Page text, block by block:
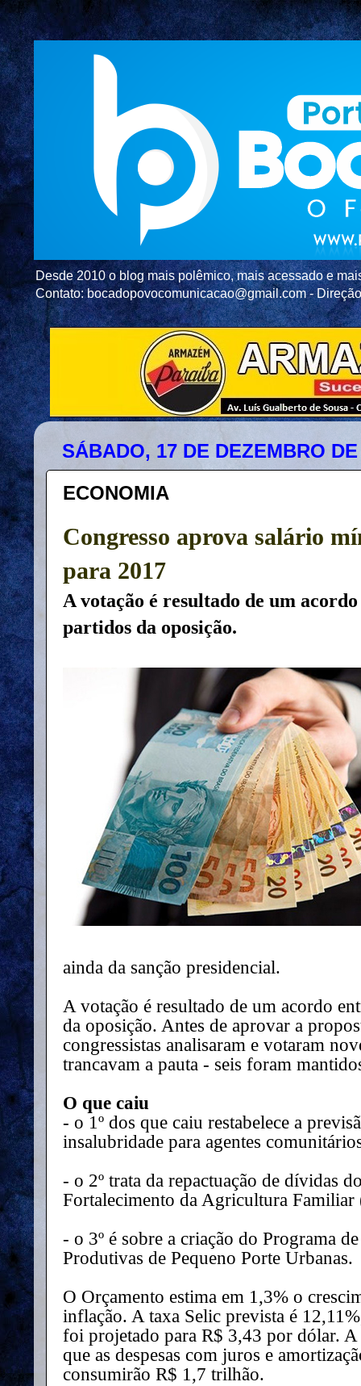
Desde 2010 o blog mais polêmico, mais acessado e
Contato: bocadopovocomunicacao@gmail.com -
SÁBADO, 17 DE DEZEMBRO
ECONOMIA
Congresso aprova salário
para 2017
A votação é resultado de um
partidos da oposição.
ainda da sanção presidencial.
A votação é resultado de um acordo
da oposição. Antes de aprovar a
congressistas analisaram e votaram
trancavam a pauta - seis foram
O que caiu
- o 1º dos que caiu restabelece a
insalubridade para agentes
- o 2º trata da repactuação de dívidas
Fortalecimento da Agricultura Familiar
- o 3º é sobre a criação do Programa
Produtivas de Pequeno Porte Urbanas.
O Orçamento estima em 1,3% o
inflação. A taxa Selic prevista é
foi projetado para R$ 3,43 por dólar.
que as despesas com juros e
consumirão R$ 1,7 trilhão.